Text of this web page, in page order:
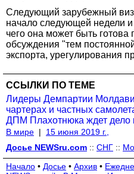
Следующий зарубежный
начало следующей недели
чего она может быть готова
обсуждения "тем
экспорта, урегулирования
ССЫЛКИ ПО ТЕМЕ
Лидеры Демпартии
чартерах и частных
ДПМ Плахотнюка ждет дело
В мире |
15 июня 2019 г.,
Досье NEWSru.com :: СНГ ::
Начало • Досье • Архив •